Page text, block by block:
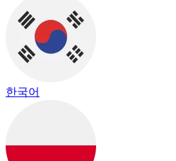
한국어